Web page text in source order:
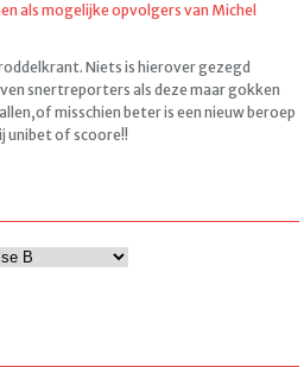
als mogelijke opvolgers van Michel
Niets is hierover gezegd
snertreporters als deze maar gokken
misschien beter is een nieuw beroep
unibet of scoore!!